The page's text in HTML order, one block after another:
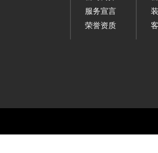
服务宣言
荣誉资质